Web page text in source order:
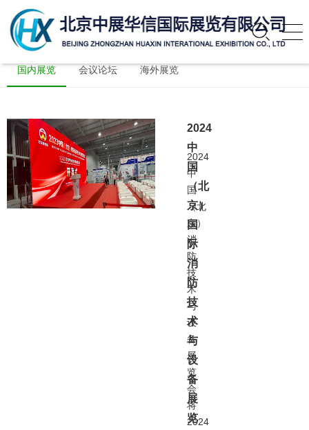
国内展览 会议论坛 海外展览
2024
中
国
（北
京）
国
际
消
防
技
术
与
设
备
展
览
2024
中
国
（北
京）
消
防
技
术
与
设
备
展
览
会
将
2024